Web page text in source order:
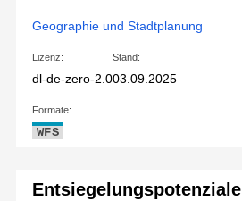
Geographie und Stadtplanung
Lizenz:
dl-de-zero-2.0
Stand:
03.09.2025
Formate:
WFS
Entsiegelungspotenziale